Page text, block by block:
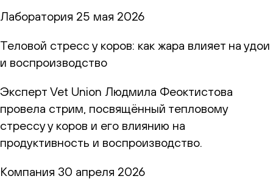
Лаборатория 25 мая 2026
Теловой стресс у коров: как жара влияет на удои
и воспроизводство
Эксперт Vet Union Людмила Феоктистова
провела стрим, посвящённый тепловому
стрессу у коров и его влиянию на
продуктивность и воспроизводство.
Компания 30 апреля 2026